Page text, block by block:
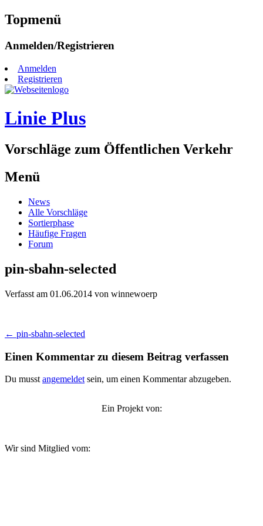
Topmenü
Zum
springen
Anmelden/Registrieren
Anmelden
Registrieren
Linie Plus
Vorschläge zum Öffentlichen Verkehr
Menü
Zum
Inhalt
springen
News
Alle Vorschläge
Sortierphase
Häufige Fragen
Forum
pin-sbahn-selected
Verfasst am 01.06.2014 von winnewoerp
Beitragsnavigation
← pin-sbahn-selected
Einen Kommentar zu diesem Beitrag verfassen
Du musstangemeldetsein, um einen Kommentar abzugeben.
Ein Projekt von:
Wir sind Mitglied vom: